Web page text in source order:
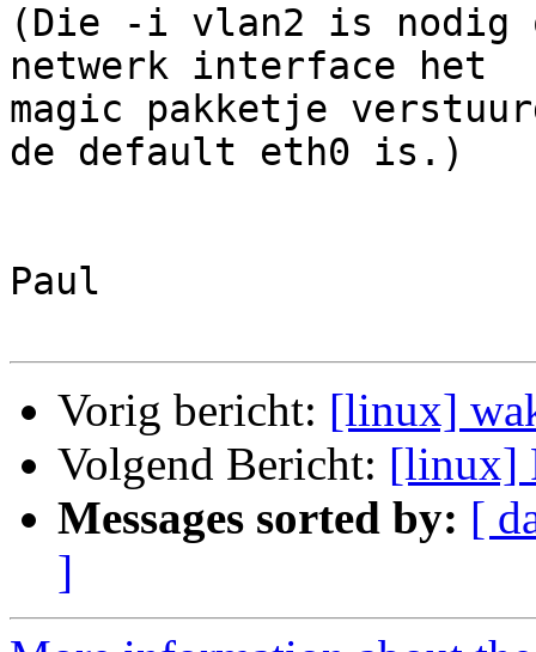
(Die -i vlan2 is nodig
netwerk interface het
magic pakketje
de default eth0 is.)
Paul
Vorig bericht: [linux]
Volgend Bericht: [linux]
Messages sorted by: [
]